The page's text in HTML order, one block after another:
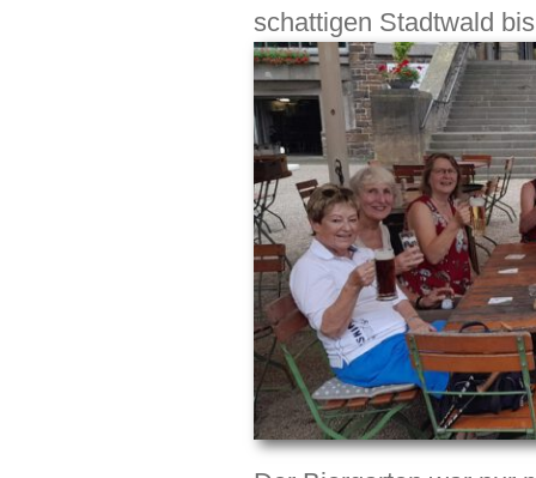
schattigen Stadtwald